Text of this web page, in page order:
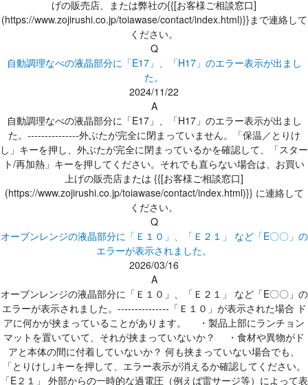
げの販売店、または弊社の{{[お客様ご相談窓口]
(https://www.zojirushi.co.jp/toiawase/contact/index.html)}}まで連絡して
ください。
Q
自動調理なべの液晶部分に「E17」、「H17」のエラー表示が出まし
た。
2024/11/22
A
自動調理なべの液晶部分に「E17」、「H17」のエラー表示が出まし
た。---------------外ぶたが完全に閉まっていません。「保温／とりけ
し」キーを押し、外ぶたが完全に閉まっているかを確認して、「スター
ト/再加熱」キーを押してください。それでも直らない場合は、お買い
上げの販売店または {{[お客様ご相談窓口]
(https://www.zojirushi.co.jp/toiawase/contact/index.html)}} に連絡して
ください。
Q
オーブンレンジの液晶部分に「Ｅ１０」、「Ｅ２１」 など「E〇〇」の
エラーが表示されました。
2026/03/16
A
オーブンレンジの液晶部分に「Ｅ１０」、「Ｅ２１」 など「E〇〇」の
エラーが表示されました。---------------「Ｅ１０」が表示された場合 ド
アに何かが挟まっていることがあります。 ・製品上部にランチョン
マットを置いていて、それが挟まっていないか？ ・食材や異物がド
アと本体の間に付着していないか？ 何も挟まっていない場合でも、
「とりけし｣キーを押して、エラー表示が消えるか確認してください。
「E２１」 外部からの一時的な過電圧（例えば雷サージ等）によって表